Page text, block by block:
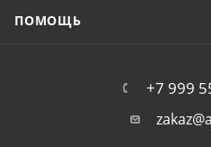
ПОМОЩЬ
+7 999